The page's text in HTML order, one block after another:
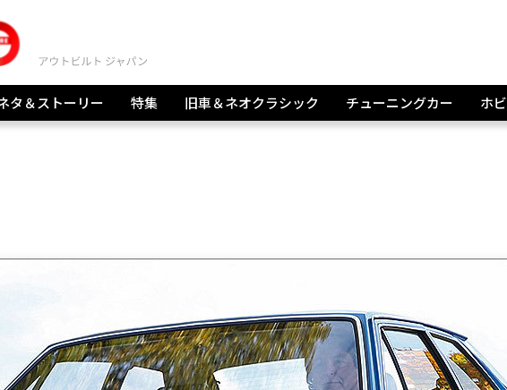
タ＆ストーリー 特集 旧車＆ネオクラシック チューニングカー ホ